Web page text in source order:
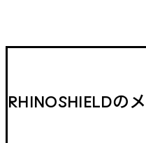
RHINOSHIELDの